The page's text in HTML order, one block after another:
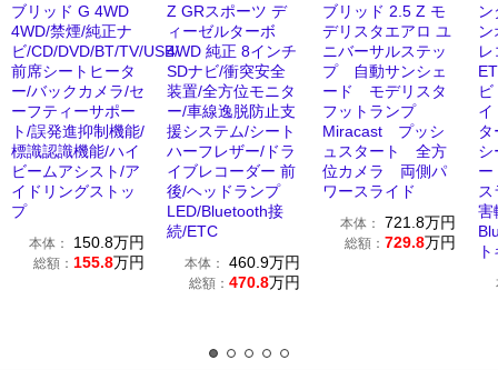
ブリッド G 4WD
4WD/禁煙/純正ナ
ビ/CD/DVD/BT/TV/USB/
前席シートヒータ
ー/バックカメラ/セ
ーフティーサポー
ト/誤発進抑制機能/
標識認識機能/ハイ
ビームアシスト/ア
イドリングストッ
プ
本体： 150.8万円
総額： 155.8万円
Z GRスポーツ デ
ィーゼルターボ
4WD 純正 8インチ
SDナビ/衝突安全
装置/全方位モニタ
ー/車線逸脱防止支
援システム/シート
ハーフレザー/ドラ
イブレコーダー 前
後/ヘッドランプ
LED/Bluetooth接
続/ETC
本体： 460.9万円
総額： 470.8万円
ブリッド 2.5 Z モ
デリスタエアロ ユ
ニバーサルステッ
プ 自動サンシェ
ード モデリスタ
フットランプ
Miracast プッシ
ュスタート 全方
位カメラ 両側パ
ワースライド
本体： 721.8万円
総額： 729.8万円
シ